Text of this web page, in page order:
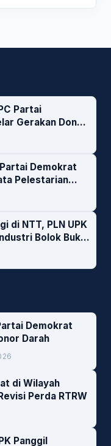
Partai
Gerakan Donor
Demokrat
Pelestarian
di NTT, PLN UPK
Bolok Buka
untuk
Demokrat
Darah
di Wilayah
Perda RTRW
Panggil